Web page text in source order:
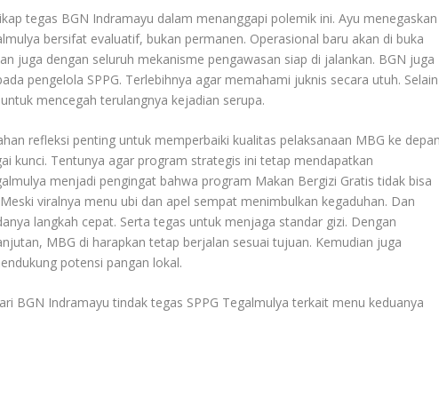
tegas BGN Indramayu dalam menanggapi polemik ini. Ayu menegaskan
bersifat evaluatif, bukan permanen. Operasional baru akan di buka
juga dengan seluruh mekanisme pengawasan siap di jalankan. BGN juga
pengelola SPPG. Terlebihnya agar memahami juknis secara utuh. Selain
mencegah terulangnya kejadian serupa.
refleksi penting untuk memperbaiki kualitas pelaksanaan MBG ke
kunci. Tentunya agar program strategis ini tetap mendapatkan
menjadi pengingat bahwa program Makan Bergizi Gratis tidak bisa
viralnya menu ubi dan apel sempat menimbulkan kegaduhan. Dan
langkah cepat. Serta tegas untuk menjaga standar gizi. Dengan
MBG di harapkan tetap berjalan sesuai tujuan. Kemudian juga
potensi pangan lokal.
BGN Indramayu tindak tegas SPPG Tegalmulya terkait menu keduanya